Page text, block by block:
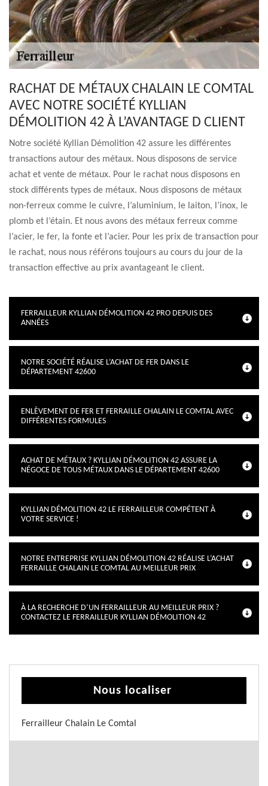
RACHAT DE MÉTAUX CHALAIN LE COMTAL
AVEC NOTRE SOCIÉTÉ KYLLIAN
DÉMOLITION 42 À L’AVANTAGE D CLIENT
Notre société Kyllian Démolition 42 assure les différentes
transactions autour des métaux. Nous disposons de service
achat et vente de métaux. Pour le rachat nous disposons en
stock différents types de métaux. Nous disposons de métaux
non-ferreux comme le cuivre, l’aluminium, le laiton, l’inox, le
plomb et l’étain. Et nous avons des métaux ferreux comme
l’acier, le fer, la fonte et l’acier. Pour les prix de transaction pour
le rachat, nous nous référons toujours au cours du jour de la
transaction effective au prix avantageant le client.
FERRAILLEUR KYLLIAN DÉMOLITION 42 PRO DEPUIS DES
ANNÉES
NOTRE SOCIÉTÉ RÉALISE L’ACHAT DE FER DANS LE
DÉPARTEMENT 42600
ENLÈVEMENT DE FER ET FERRAILLE CHALAIN LE COMTAL AVEC
DIFFÉRENTES FORMULES
ACHAT DE MÉTAUX ? KYLLIAN DÉMOLITION 42 ASSURE LA
NÉGOCE DE TOUS MÉTAUX DANS LE DÉPARTEMENT 42600
KYLLIAN DÉMOLITION 42 LE FERRAILLEUR COMPÉTENT À
VOTRE SERVICE !
NOTRE ENTREPRISE KYLLIAN DÉMOLITION 42 RÉALISE L’ACHAT
FERRAILLE CHALAIN LE COMTAL AU MEILLEUR PRIX
À LA RECHERCHE D’UN FERRAILLEUR AU MEILLEUR PRIX ?
CONTACTEZ LE FERRAILLEUR KYLLIAN DÉMOLITION 42
Nous localiser
Ferrailleur Chalain Le Comtal